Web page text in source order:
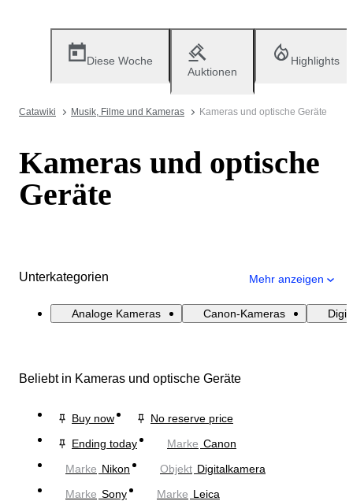
Diese Woche
Auktionen
Highlights
Catawiki Musik, Filme und Kameras Kameras und optische Geräte
Kameras und optische
Geräte
Unterkategorien Mehr anzeigen
Analoge Kameras Canon-Kameras
Beliebt in Kameras und optische Geräte
Buy now
No reserve price
Ending today
Marke Canon
Marke Nikon Objekt Digitalkamera
Marke Sony Marke Leica